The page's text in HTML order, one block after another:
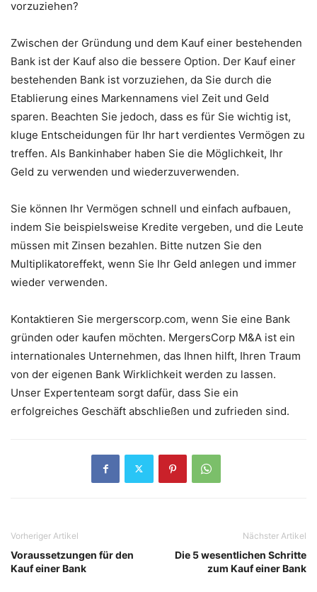
vorzuziehen?
Zwischen der Gründung und dem Kauf einer bestehenden
Bank ist der Kauf also die bessere Option. Der Kauf einer
bestehenden Bank ist vorzuziehen, da Sie durch die
Etablierung eines Markennamens viel Zeit und Geld
sparen. Beachten Sie jedoch, dass es für Sie wichtig ist,
kluge Entscheidungen für Ihr hart verdientes Vermögen zu
treffen. Als Bankinhaber haben Sie die Möglichkeit, Ihr
Geld zu verwenden und wiederzuverwenden.
Sie können Ihr Vermögen schnell und einfach aufbauen,
indem Sie beispielsweise Kredite vergeben, und die Leute
müssen mit Zinsen bezahlen. Bitte nutzen Sie den
Multiplikatoreffekt, wenn Sie Ihr Geld anlegen und immer
wieder verwenden.
Kontaktieren Sie mergerscorp.com, wenn Sie eine Bank
gründen oder kaufen möchten. MergersCorp M&A ist ein
internationales Unternehmen, das Ihnen hilft, Ihren Traum
von der eigenen Bank Wirklichkeit werden zu lassen.
Unser Expertenteam sorgt dafür, dass Sie ein
erfolgreiches Geschäft abschließen und zufrieden sind.
Vorheriger Artikel
Voraussetzungen für den
Kauf einer Bank
Nächster Artikel
Die 5 wesentlichen Schritte
zum Kauf einer Bank